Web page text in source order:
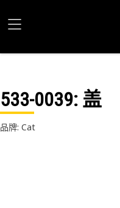
533-0039: 盖
品牌: Cat